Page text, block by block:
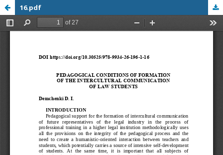
16.pdf